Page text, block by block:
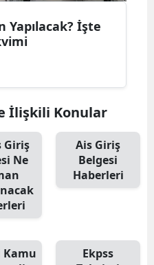
Yapılacak? İşte
İlişkili Konular
Giriş
Ne
Ais Giriş
Belgesi
Haberleri
Kamu
Ekpss